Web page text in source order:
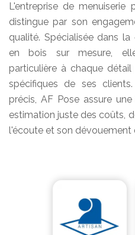
L'entreprise de menuiserie
distingue par son
qualité. Spécialisée dans
en bois sur mesure,
particulière à chaque
spécifiques de ses
précis, AF Pose assure
estimation juste des coûts,
l'écoute et son dévouement